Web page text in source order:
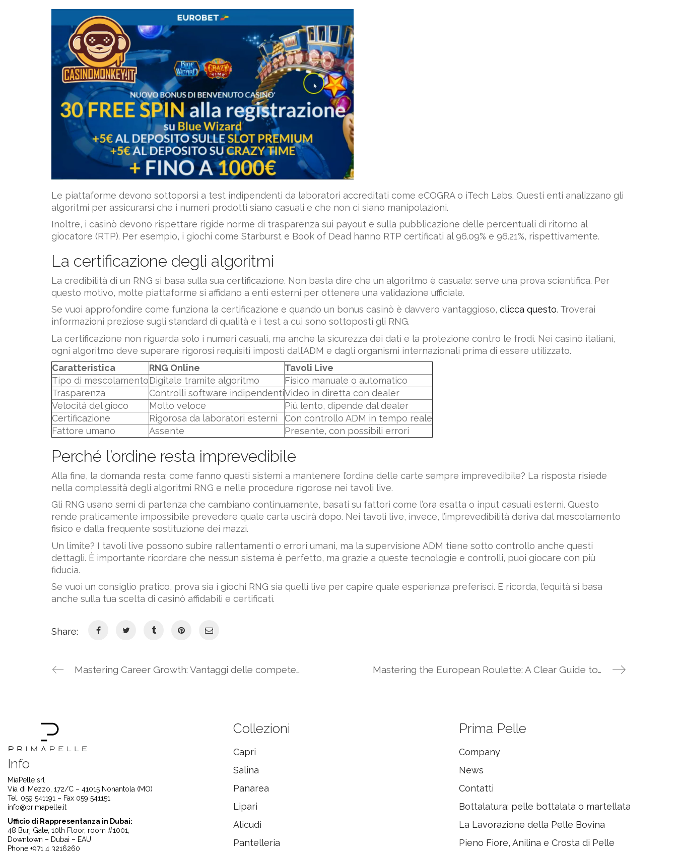
Le piattaforme devono sottoporsi a test indipendenti da laboratori accreditati come eCOGRA o iTech Labs. Questi enti analizzano gli
algoritmi per assicurarsi che i numeri prodotti siano casuali e che non ci siano manipolazioni.
Inoltre, i casinò devono rispettare rigide norme di trasparenza sui payout e sulla pubblicazione delle percentuali di ritorno al
giocatore (RTP). Per esempio, i giochi come Starburst e Book of Dead hanno RTP certificati al 96.09% e 96.21%, rispettivamente.
La certificazione degli algoritmi
La credibilità di un RNG si basa sulla sua certificazione. Non basta dire che un algoritmo è casuale: serve una prova scientifica. Per
questo motivo, molte piattaforme si affidano a enti esterni per ottenere una validazione ufficiale.
Se vuoi approfondire come funziona la certificazione e quando un bonus casinò è davvero vantaggioso, clicca questo. Troverai
informazioni preziose sugli standard di qualità e i test a cui sono sottoposti gli RNG.
La certificazione non riguarda solo i numeri casuali, ma anche la sicurezza dei dati e la protezione contro le frodi. Nei casinò italiani,
ogni algoritmo deve superare rigorosi requisiti imposti dall’ADM e dagli organismi internazionali prima di essere utilizzato.
Caratteristica
RNG Online
Tavoli Live
Tipo di mescolamentoDigitale tramite algoritmo
Fisico manuale o automatico
Trasparenza
Controlli software indipendentiVideo in diretta con dealer
Velocità del gioco
Molto veloce
Più lento, dipende dal dealer
Certificazione
Rigorosa da laboratori esterni
Con controllo ADM in tempo reale
Fattore umano
Assente Presente, con possibili errori
Perché l’ordine resta imprevedibile
Alla fine, la domanda resta: come fanno questi sistemi a mantenere l’ordine delle carte sempre imprevedibile? La risposta risiede
nella complessità degli algoritmi RNG e nelle procedure rigorose nei tavoli live.
Gli RNG usano semi di partenza che cambiano continuamente, basati su fattori come l’ora esatta o input casuali esterni. Questo
rende praticamente impossibile prevedere quale carta uscirà dopo. Nei tavoli live, invece, l’imprevedibilità deriva dal mescolamento
fisico e dalla frequente sostituzione dei mazzi.
Un limite? I tavoli live possono subire rallentamenti o errori umani, ma la supervisione ADM tiene sotto controllo anche questi
dettagli. È importante ricordare che nessun sistema è perfetto, ma grazie a queste tecnologie e controlli, puoi giocare con più
fiducia.
Se vuoi un consiglio pratico, prova sia i giochi RNG sia quelli live per capire quale esperienza preferisci. E ricorda, l’equità si basa
anche sulla tua scelta di casinò affidabili e certificati.
Share:
Mastering Career Growth: Vantaggi delle competenze richieste nel settore iGaming Mastering the European Roulette: A Clear Guide to Play and Win
Info
MiaPelle srl
Via di Mezzo, 172/C – 41015 Nonantola (MO)
Tel. 059 541191 – Fax 059 541151
info@primapelle.it
Ufficio di Rappresentanza in Dubai:
48 Burj Gate, 10th Floor, room #1001,
Downtown – Dubai – EAU
Phone +971 4 3216260
Collezioni
Capri
Salina
Panarea
Lipari
Alicudi
Pantelleria
Prima Pelle
Company
News
Contatti
Bottalatura: pelle bottalata o martellata
La Lavorazione della Pelle Bovina
Pieno Fiore, Anilina e Crosta di Pelle